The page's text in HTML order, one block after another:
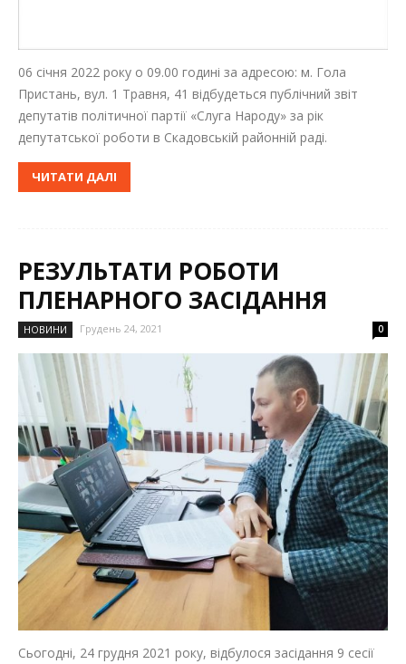
06 січня 2022 року о 09.00 годині за адресою: м. Гола
Пристань, вул. 1 Травня, 41 відбудеться публічний звіт
депутатів політичної партії «Слуга Народу» за рік
депутатської роботи в Скадовській районній раді.
ЧИТАТИ ДАЛІ
РЕЗУЛЬТАТИ РОБОТИ
ПЛЕНАРНОГО ЗАСІДАННЯ
НОВИНИ Грудень 24, 2021 0
Сьогодні, 24 грудня 2021 року, відбулося засідання 9 сесії